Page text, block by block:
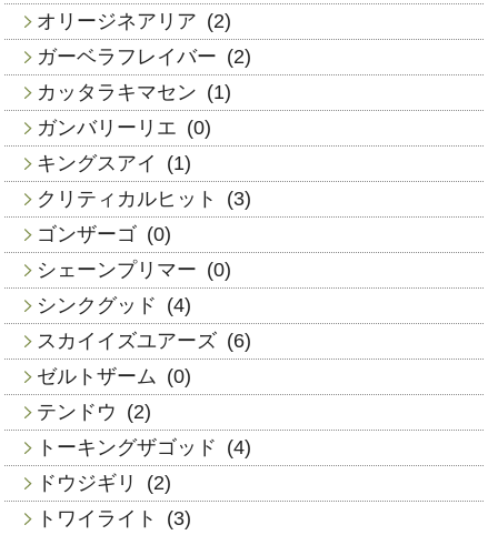
オリージネアリア (2)
ガーベラフレイバー (2)
カッタラキマセン (1)
ガンバリーリエ (0)
キングスアイ
(1)
クリティカルヒット
(3)
ゴンザーゴ (0)
シェーンプリマー (0)
シンクグッド (4)
スカイイズユアーズ (6)
ゼルトザーム (0)
テンドウ (2)
トーキングザゴッド (4)
ドウジギリ
(2)
トワイライト
(3)